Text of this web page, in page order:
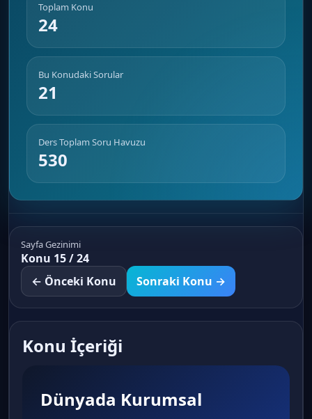
Toplam Konu
24
Bu Konudaki Sorular
21
Ders Toplam Soru Havuzu
530
Sayfa Gezinimi
Konu 15 / 24
← Önceki Konu
Sonraki Konu →
Konu İçeriği
Dünyada Kurumsal